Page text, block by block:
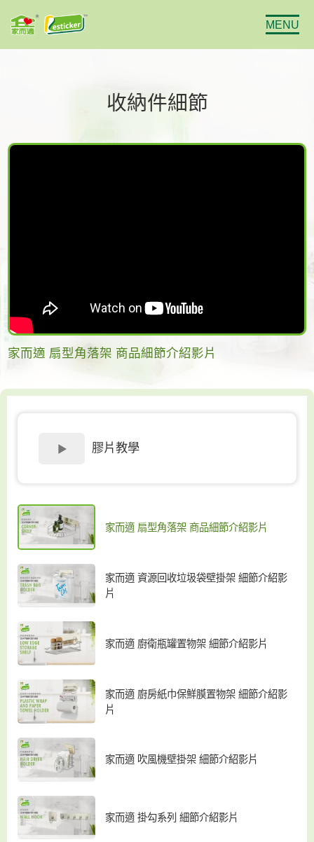
MENU
收納件細節
家而適 扇型角落架 商品細節介紹影片
膠片教學
家而適 扇型角落架 商品細節介紹影片
家而適 資源回收垃圾袋壁掛架 細節介紹影
片
家而適 廚衛瓶罐置物架 細節介紹影片
家而適 廚房紙巾保鮮膜置物架 細節介紹影
片
家而適 吹風機壁掛架 細節介紹影片
家而適 掛勾系列 細節介紹影片